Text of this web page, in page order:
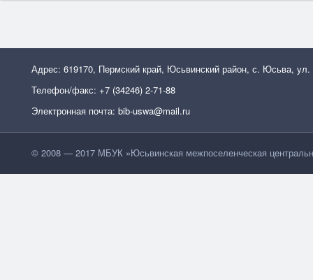
Адрес: 619170, Пермский край, Юсьвинский район, с. Юсьва, ул.
Телефон/факс: +7 (34246) 2-71-88
Электронная почта: bib-uswa@mail.ru
© 2008 — 2017 МБУК »Юсьвинская межпоселенческая